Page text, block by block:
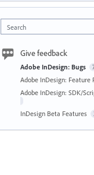
Search
Give feedback
Adobe InDesign: Bugs
Adobe InDesign: Feature
Adobe InDesign: SDK/
InDesign Beta Features